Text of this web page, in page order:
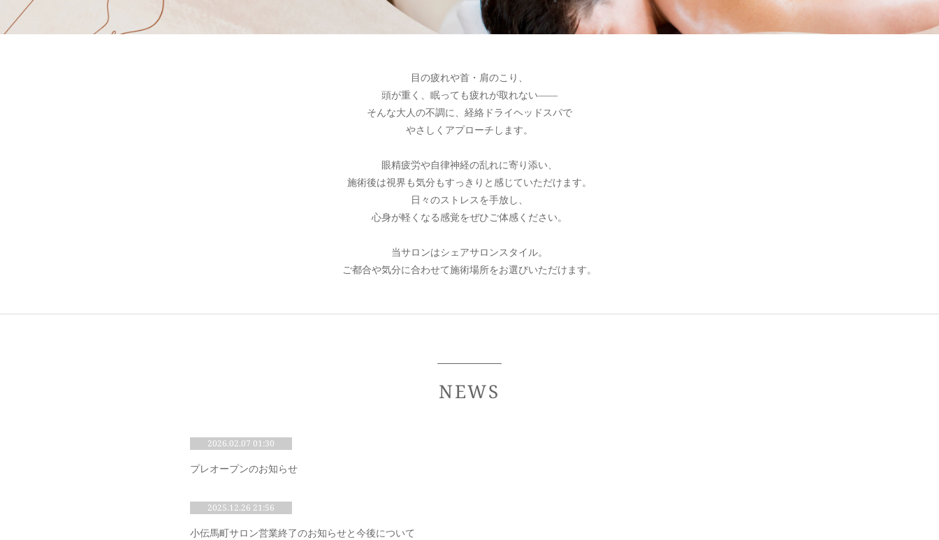
目の疲れや首・肩のこり、
頭が重く、眠っても疲れが取れない――
そんな大人の不調に、経絡ドライヘッドスパで
やさしくアプローチします。
眼精疲労や自律神経の乱れに寄り添い、
施術後は視界も気分もすっきりと感じていただけます。
日々のストレスを手放し、
心身が軽くなる感覚をぜひご体感ください。
当サロンはシェアサロンスタイル。
ご都合や気分に合わせて施術場所をお選びいただけます。
NEWS
2026.02.07 01:30
プレオープンのお知らせ
2025.12.26 21:56
小伝馬町サロン営業終了のお知らせと今後について